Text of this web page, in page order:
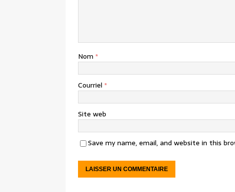
Nom *
Courriel *
Site web
Save my name, email, and website in this